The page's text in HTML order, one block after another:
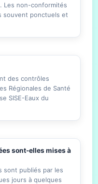
Les non-conformités
souvent ponctuels et
des contrôles
Régionales de Santé
SISE-Eaux du
sont-elles mises à
sont publiés par les
jours à quelques